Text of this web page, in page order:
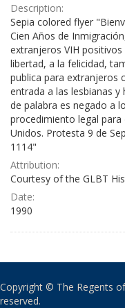
Description:
Sepia colored flyer
Cien Años de
extranjeros VIH
libertad, a la felicidad,
publica para extranjeros
entrada a las lesbianas y
de palabra es negado a
procedimiento legal
Unidos. Protesta 9 de
1114"
Attribution:
Courtesy of the GLBT
Date:
1990
Copyright © The Regents
reserved.